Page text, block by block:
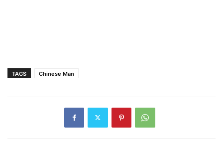
TAGS Chinese Man